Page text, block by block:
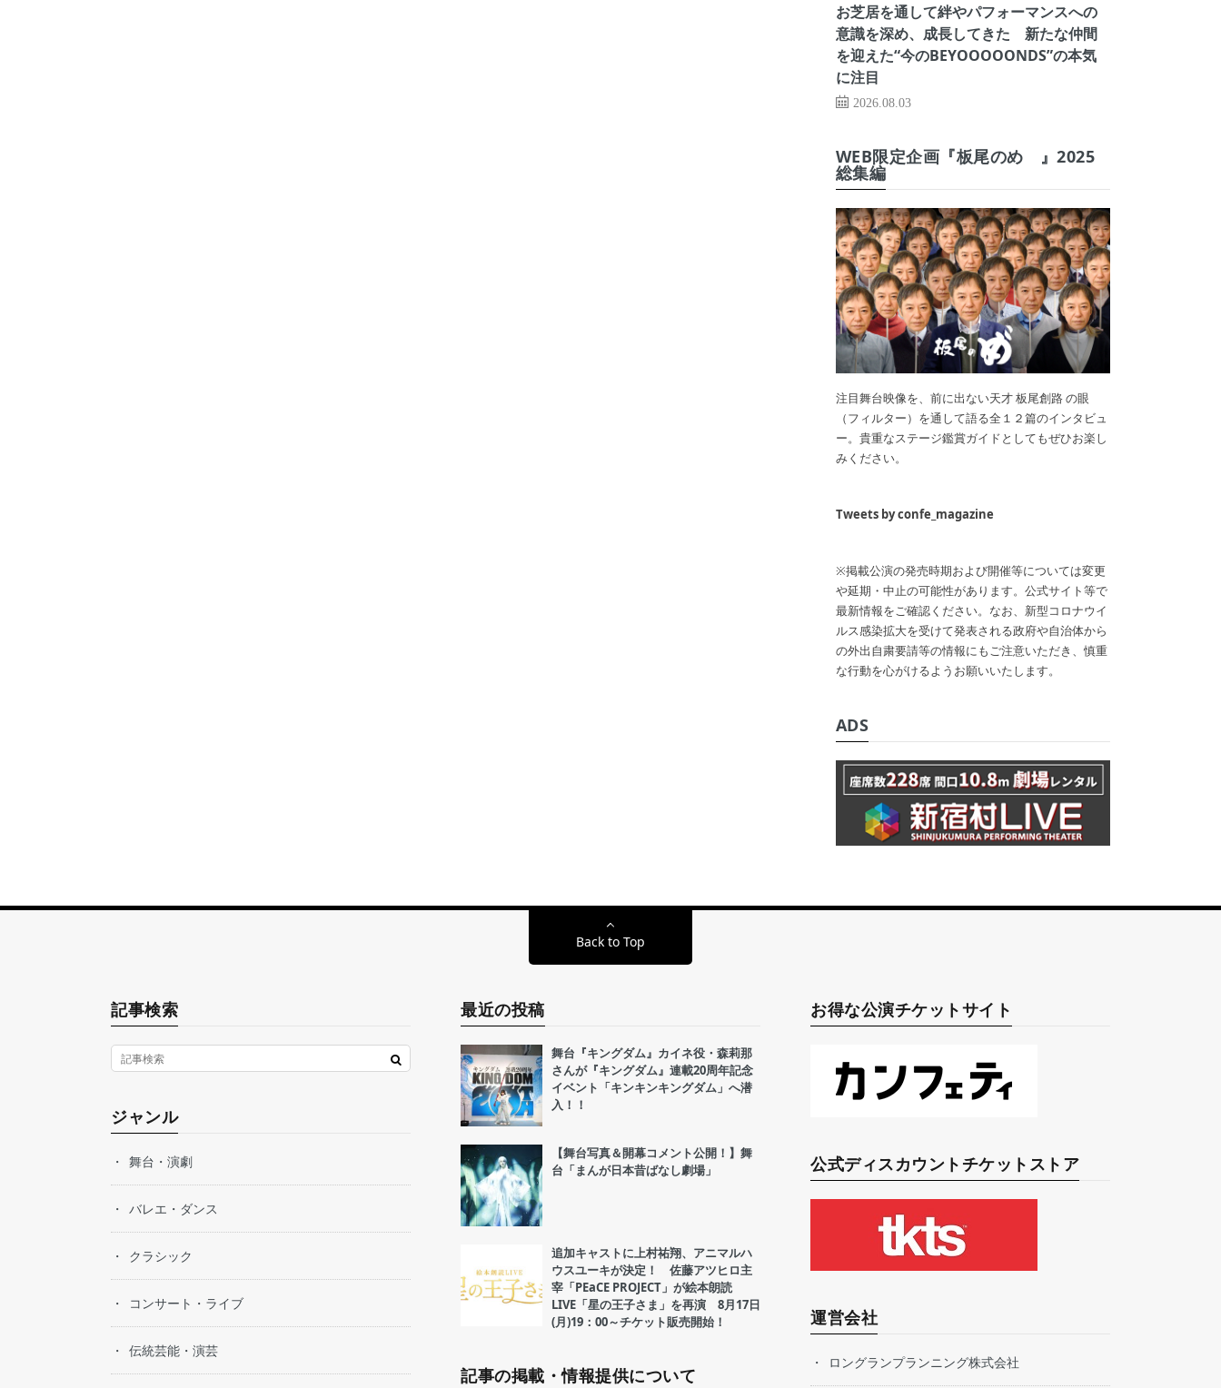
お芝居を通して絆やパフォーマンスへの
意識を深め、成長してきた 新たな仲間
を迎えた“今のBEYOOOOONDS”の本気
に注目
2026.08.03
WEB限定企画『板尾のめ゙』2025
総集編
注目舞台映像を、前に出ない天才 板尾創路 の眼
（フィルター）を通して語る全１２篇のインタビュ
ー。貴重なステージ鑑賞ガイドとしてもぜひお楽し
みください。
Tweets by confe_magazine
※掲載公演の発売時期および開催等については変更
や延期・中止の可能性があります。公式サイト等で
最新情報をご確認ください。なお、新型コロナウイ
ルス感染拡大を受けて発表される政府や自治体から
の外出自粛要請等の情報にもご注意いただき、慎重
な行動を心がけるようお願いいたします。
ADS
Back to Top
記事検索
ジャンル
舞台・演劇
バレエ・ダンス
クラシック
コンサート・ライブ
伝統芸能・演芸
最近の投稿
舞台『キングダム』カイネ役・森莉那
さんが『キングダム』連載20周年記念
イベント「キンキンキングダム」へ潜
入！！
【舞台写真＆開幕コメント公開！】舞
台「まんが日本昔ばなし劇場」
追加キャストに上村祐翔、アニマルハ
ウスユーキが決定！ 佐藤アツヒロ主
宰「PEaCE PROJECT」が絵本朗読
LIVE「星の王子さま」を再演 8月17日
(月)19：00～チケット販売開始！
記事の掲載・情報提供について
お得な公演チケットサイト
公式ディスカウントチケットストア
運営会社
ロングランプランニング株式会社